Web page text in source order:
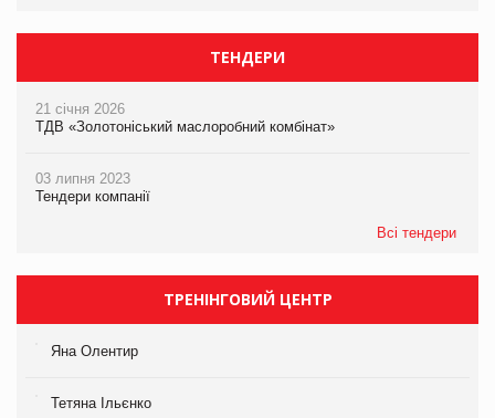
ТЕНДЕРИ
21 січня 2026
ТДВ «Золотоніський маслоробний комбінат»
03 липня 2023
Тендери компанії
Всі тендери
ТРЕНІНГОВИЙ ЦЕНТР
Яна Олентир
Тетяна Ільєнко